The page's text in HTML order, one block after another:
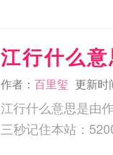
江行什么意
作者： 百里玺 更新时
江行什么意思是由